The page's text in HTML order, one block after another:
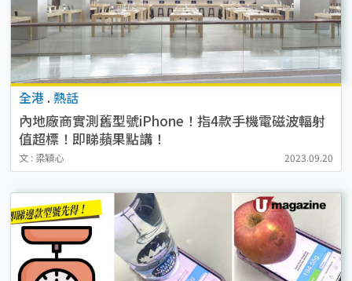
全港 . 熱話
內地廠商實測舊型號iPhone！指4款手機電磁波輻射
值超標！即睇蘋果點講！
文 : 梁穎心 2023.09.20